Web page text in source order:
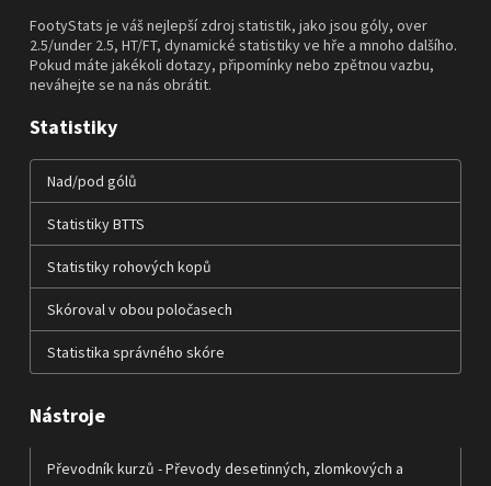
FootyStats je váš nejlepší zdroj statistik, jako jsou góly, over
2.5/under 2.5, HT/FT, dynamické statistiky ve hře a mnoho dalšího.
Pokud máte jakékoli dotazy, připomínky nebo zpětnou vazbu,
neváhejte se na nás obrátit.
Statistiky
Nad/pod gólů
Statistiky BTTS
Statistiky rohových kopů
Skóroval v obou poločasech
Statistika správného skóre
Nástroje
Převodník kurzů - Převody desetinných, zlomkových a